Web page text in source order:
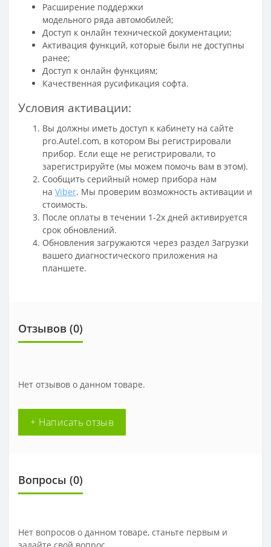
Расширение поддержки
модельного ряда автомобилей;
Доступ к онлайн технической документации;
Активация функций, которые были не доступны
ранее;
Доступ к онлайн функциям;
Качественная русификация софта.
Условия активации:
Вы должны иметь доступ к кабинету на сайте
pro.Autel.com, в котором Вы регистрировали
прибор. Если еще не регистрировали, то
зарегистрируйте (мы можем помочь вам в этом).
Сообщить серийный номер прибора нам
на Viber. Мы проверим возможность активации и
стоимость.
После оплаты в течении 1-2х дней активируется
срок обновлений.
Обновления загружаются через раздел Загрузки
вашего диагностического приложения на
планшете.
Отзывов (0)
Нет отзывов о данном товаре.
+ Написать отзыв
Вопросы (0)
Нет вопросов о данном товаре, станьте первым и